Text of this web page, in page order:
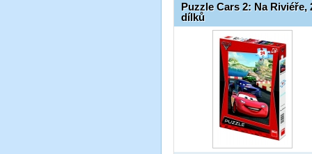
Puzzle Cars 2: Na Riviéře,
dílků